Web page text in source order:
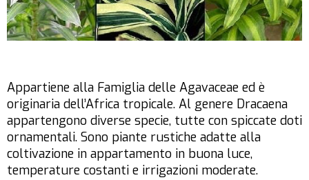
Appartiene alla Famiglia delle Agavaceae ed è
originaria dell’Africa tropicale. Al genere Dracaena
appartengono diverse specie, tutte con spiccate doti
ornamentali. Sono piante rustiche adatte alla
coltivazione in appartamento in buona luce,
temperature costanti e irrigazioni moderate.